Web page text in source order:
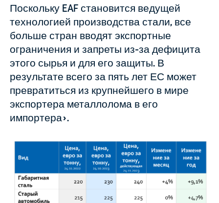
Поскольку EAF становится ведущей
технологией производства стали, все
больше стран вводят экспортные
ограничения и запреты из-за дефицита
этого сырья и для его защиты. В
результате всего за пять лет ЕС может
превратиться из крупнейшего в мире
экспортера металлолома в его
импортера».